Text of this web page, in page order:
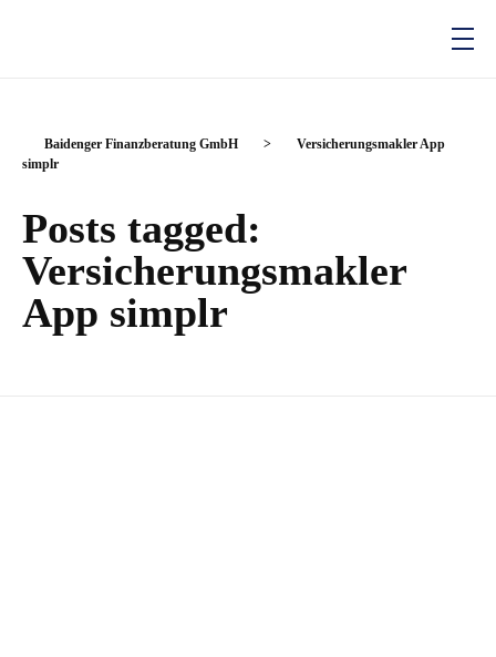
Baidenger Finanzberatung GmbH >
Versicherungsmakler App
simplr
Posts tagged:
Versicherungsmakler
App simplr